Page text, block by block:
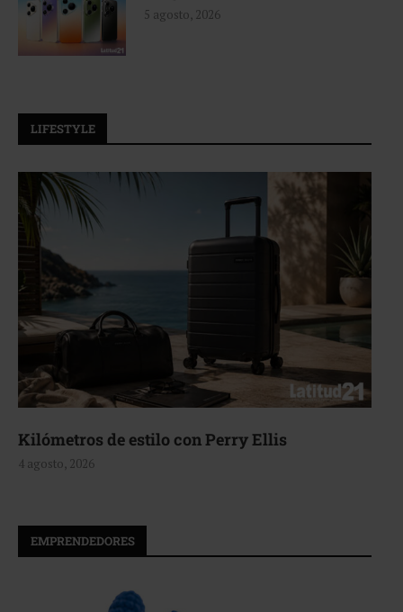
5 agosto, 2026
LIFESTYLE
Aerie, texturas que fluyen
4 agosto, 2026
EMPRENDEDORES